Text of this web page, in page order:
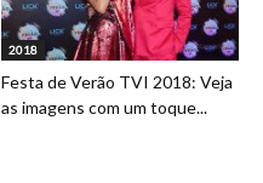
2018
Festa de Verão TVI 2018: Veja
as imagens com um toque...